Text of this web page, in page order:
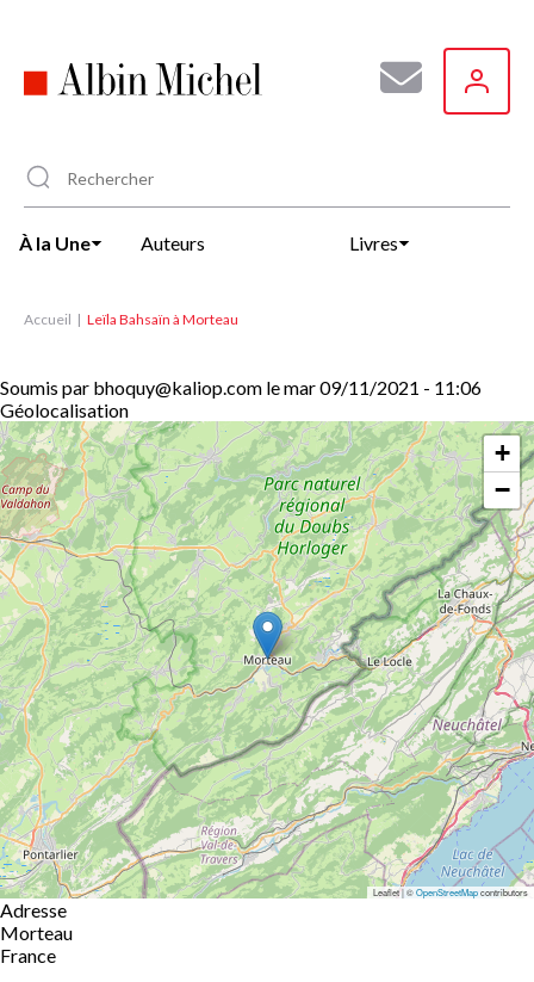
principal
À la Une Auteurs Livres
Accueil Leïla Bahsaïn à Morteau
Soumis par bhoquy@kaliop.com lemar 09/11/2021 - 11:06
Géolocalisation
+
−
Leaflet | ©OpenStreetMapcontributors
Adresse
Morteau
France